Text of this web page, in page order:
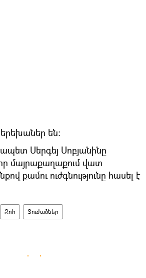
են։
Սերգեյ Սոբյանինը
մայրաքաղաքում վատ
քամու ուժգնությունը հասել է
Զոհ Տուժածներ